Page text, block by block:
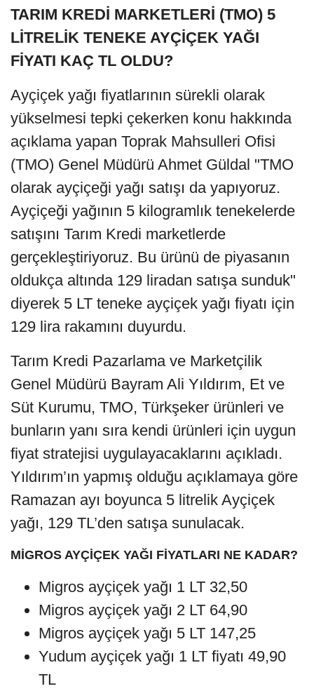
TARIM KREDİ MARKETLERİ (TMO) 5
LİTRELİK TENEKE AYÇİÇEK YAĞI
FİYATI KAÇ TL OLDU?
Ayçiçek yağı fiyatlarının sürekli olarak
yükselmesi tepki çekerken konu hakkında
açıklama yapan Toprak Mahsulleri Ofisi
(TMO) Genel Müdürü Ahmet Güldal "TMO
olarak ayçiçeği yağı satışı da yapıyoruz.
Ayçiçeği yağının 5 kilogramlık tenekelerde
satışını Tarım Kredi marketlerde
gerçekleştiriyoruz. Bu ürünü de piyasanın
oldukça altında 129 liradan satışa sunduk"
diyerek 5 LT teneke ayçiçek yağı fiyatı için
129 lira rakamını duyurdu.
Tarım Kredi Pazarlama ve Marketçilik
Genel Müdürü Bayram Ali Yıldırım, Et ve
Süt Kurumu, TMO, Türkşeker ürünleri ve
bunların yanı sıra kendi ürünleri için uygun
fiyat stratejisi uygulayacaklarını açıkladı.
Yıldırım’ın yapmış olduğu açıklamaya göre
Ramazan ayı boyunca 5 litrelik Ayçiçek
yağı, 129 TL’den satışa sunulacak.
MİGROS AYÇİÇEK YAĞI FİYATLARI NE KADAR?
Migros ayçiçek yağı 1 LT 32,50
Migros ayçiçek yağı 2 LT 64,90
Migros ayçiçek yağı 5 LT 147,25
Yudum ayçiçek yağı 1 LT fiyatı 49,90
TL